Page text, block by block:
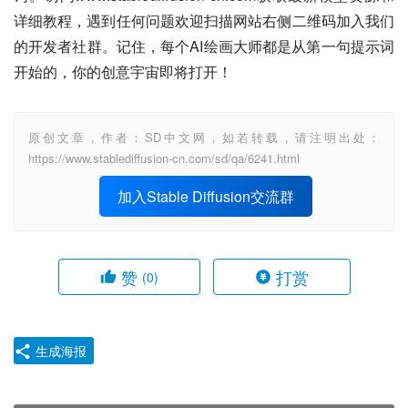
详细教程，遇到任何问题欢迎扫描网站右侧二维码加入我们
的开发者社群。记住，每个AI绘画大师都是从第一句提示词
开始的，你的创意宇宙即将打开！
原创文章，作者：SD中文网，如若转载，请注明出处：
https://www.stablediffusion-cn.com/sd/qa/6241.html
加入Stable Diffusion交流群
赞 (0) 打赏
生成海报